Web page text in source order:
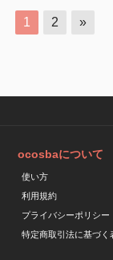
1 2 »
ocosbaについて
使い方
利用規約
プライバシーポリシー
特定商取引法に基づく